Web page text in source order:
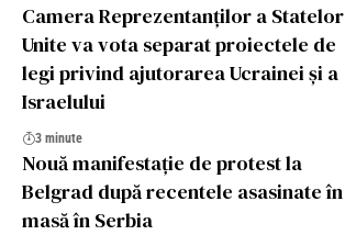
Camera Reprezentanților a Statelor
Unite va vota separat proiectele de
legi privind ajutorarea Ucrainei și a
Israelului
3 minute
Nouă manifestație de protest la
Belgrad după recentele asasinate în
masă în Serbia